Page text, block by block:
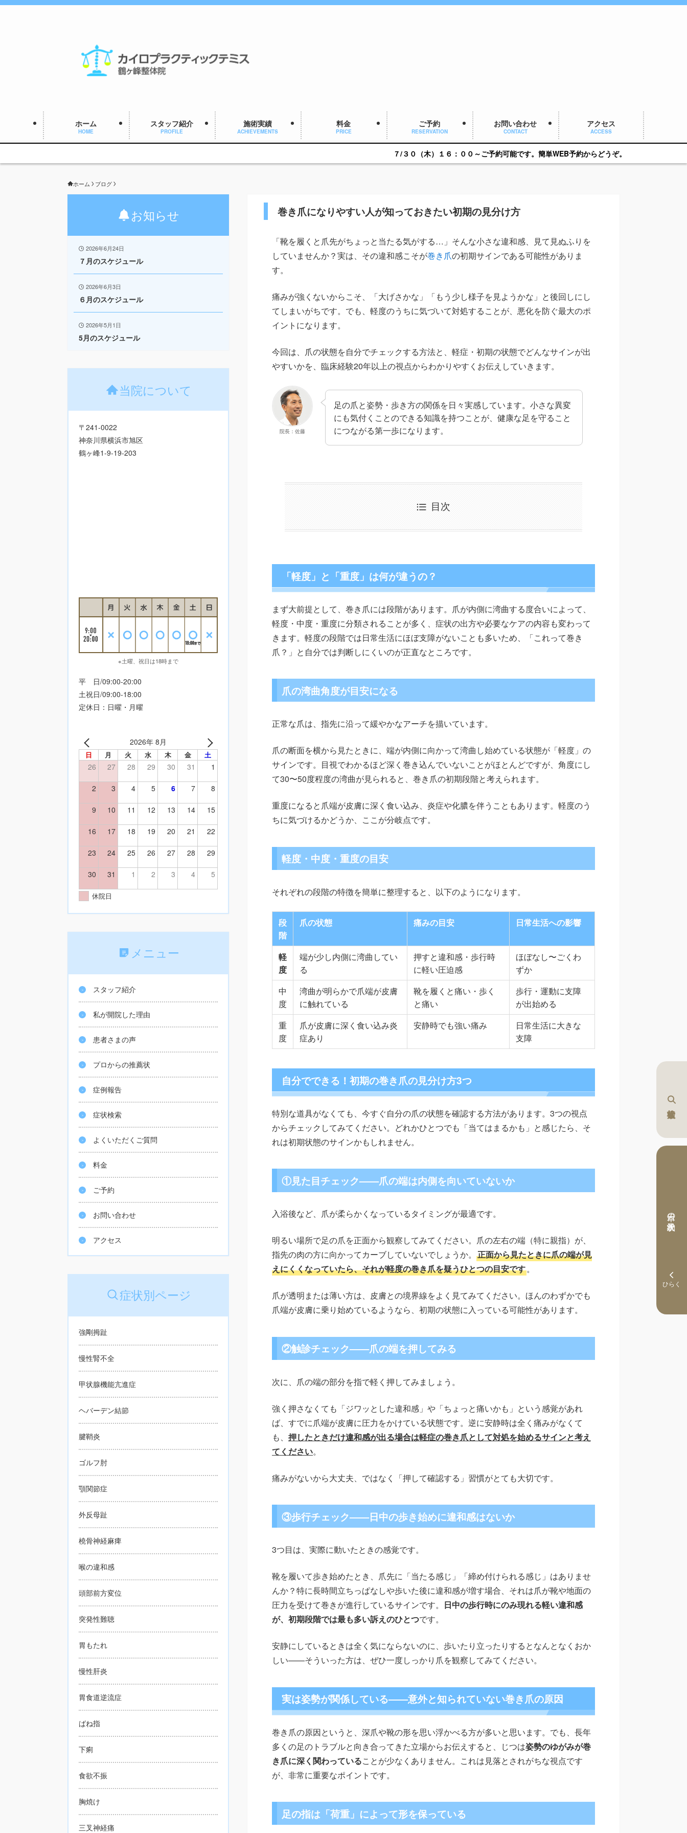
ホーム
HOME
スタッフ紹介
PROFILE
施術実績
ACHIEVEMENTS
料金
PRICE
ご予約
RESERVATION
お問い合わせ
CONTACT
アクセス
ACCESS
７/３０（木）１６：００～ご予約可能です。簡単WEB予約からどうぞ。
ホーム ブログ
巻き爪になりやすい人が知っておきたい初期の見分け方
本日の予約状況
「靴を履くと爪先がちょっと当たる気がする…」そんな小さな違和感、見て見ぬふりを
していませんか？実は、その違和感こそが巻き爪の初期サインである可能性がありま
す。
痛みが強くないからこそ、「大げさかな」「もう少し様子を見ようかな」と後回しにし
てしまいがちです。でも、軽度のうちに気づいて対処することが、悪化を防ぐ最大のポ
イントになります。
今回は、爪の状態を自分でチェックする方法と、軽症・初期の状態でどんなサインが出
やすいかを、臨床経験20年以上の視点からわかりやすくお伝えしていきます。
院長：佐藤
足の爪と姿勢・歩き方の関係を日々実感しています。小さな異変
にも気付くことのできる知識を持つことが、健康な足を守ること
につながる第一歩になります。
目次
「軽度」と「重度」は何が違うの？
まず大前提として、巻き爪には段階があります。爪が内側に湾曲する度合いによって、
軽度・中度・重度に分類されることが多く、症状の出方や必要なケアの内容も変わって
きます。軽度の段階では日常生活にほぼ支障がないことも多いため、「これって巻き
爪？」と自分では判断しにくいのが正直なところです。
爪の湾曲角度が目安になる
正常な爪は、指先に沿って緩やかなアーチを描いています。
爪の断面を横から見たときに、端が内側に向かって湾曲し始めている状態が「軽度」の
サインです。目視でわかるほど深く巻き込んでいないことがほとんどですが、角度にし
て30〜50度程度の湾曲が見られると、巻き爪の初期段階と考えられます。
重度になると爪端が皮膚に深く食い込み、炎症や化膿を伴うこともあります。軽度のう
ちに気づけるかどうか、ここが分岐点です。
軽度・中度・重度の目安
それぞれの段階の特徴を簡単に整理すると、以下のようになります。
段
階
爪の状態 痛みの目安 日常生活への影響
軽
度
端が少し内側に湾曲してい
る
押すと違和感・歩行時
に軽い圧迫感
ほぼなし〜ごくわ
ずか
中
度
湾曲が明らかで爪端が皮膚
に触れている
靴を履くと痛い・歩く
と痛い
歩行・運動に支障
が出始める
重
度
爪が皮膚に深く食い込み炎
症あり
安静時でも強い痛み
日常生活に大きな
支障
自分でできる！初期の巻き爪の見分け方3つ
特別な道具がなくても、今すぐ自分の爪の状態を確認する方法があります。3つの視点
からチェックしてみてください。どれかひとつでも「当てはまるかも」と感じたら、そ
れは初期状態のサインかもしれません。
①見た目チェック——爪の端は内側を向いていないか
入浴後など、爪が柔らかくなっているタイミングが最適です。
明るい場所で足の爪を正面から観察してみてください。爪の左右の端（特に親指）が、
指先の肉の方に向かってカーブしていないでしょうか。 正面から見たときに爪の端が見
えにくくなっていたら、それが軽度の巻き爪を疑うひとつの目安です。
爪が透明または薄い方は、皮膚との境界線をよく見てみてください。ほんのわずかでも
爪端が皮膚に乗り始めているようなら、初期の状態に入っている可能性があります。
②触診チェック——爪の端を押してみる
次に、爪の端の部分を指で軽く押してみましょう。
強く押さなくても「ジワッとした違和感」や「ちょっと痛いかも」という感覚があれ
ば、すでに爪端が皮膚に圧力をかけている状態です。逆に安静時は全く痛みがなくて
も、 押したときだけ違和感が出る場合は軽症の巻き爪として対処を始めるサインと考え
てください。
痛みがないから大丈夫、ではなく「押して確認する」習慣がとても大切です。
③歩行チェック——日中の歩き始めに違和感はないか
3つ目は、実際に動いたときの感覚です。
靴を履いて歩き始めたとき、爪先に「当たる感じ」「締め付けられる感じ」はありませ
んか？特に長時間立ちっぱなしや歩いた後に違和感が増す場合、それは爪が靴や地面の
圧力を受けて巻きが進行しているサインです。 日中の歩行時にのみ現れる軽い違和感
が、初期段階では最も多い訴えのひとつです。
安静にしているときは全く気にならないのに、歩いたり立ったりするとなんとなくおか
しい——そういった方は、ぜひ一度しっかり爪を観察してみてください。
実は姿勢が関係している——意外と知られていない巻き爪の原因
巻き爪の原因というと、深爪や靴の形を思い浮かべる方が多いと思います。でも、長年
多くの足のトラブルと向き合ってきた立場からお伝えすると、じつは姿勢のゆがみが巻
き爪に深く関わっていることが少なくありません。これは見落とされがちな視点です
が、非常に重要なポイントです。
足の指は「荷重」によって形を保っている
お知らせ
2026年6月24日
７月のスケジュール
2026年6月3日
６月のスケジュール
2026年5月1日
5月のスケジュール
当院について
〒241-0022
神奈川県横浜市旭区
鶴ヶ峰1-9-19-203
※土曜、祝日は18時まで
平 日/09:00-20:00
土祝日/09:00-18:00
定休日：日曜・月曜
2026年 8月
日 月 火 水 木 金 土
26 27 28 29 30 31 1
2 3 4 5 6 7 8
9 10 11 12 13 14 15
16 17 18 19 20 21 22
23 24 25 26 27 28 29
30 31 1 2 3 4 5
休院日
メニュー
スタッフ紹介
私が開院した理由
患者さまの声
プロからの推薦状
症例報告
症状検索
よくいただくご質問
料金
ご予約
お問い合わせ
アクセス
症状別ページ
強剛拇趾
慢性腎不全
甲状腺機能亢進症
ヘバーデン結節
腱鞘炎
ゴルフ肘
顎関節症
外反母趾
橈骨神経麻痺
喉の違和感
頭部前方変位
突発性難聴
胃もたれ
慢性肝炎
胃食道逆流症
ばね指
下痢
食欲不振
胸焼け
三叉神経痛